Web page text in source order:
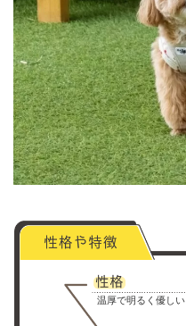
温厚で明るく優しい